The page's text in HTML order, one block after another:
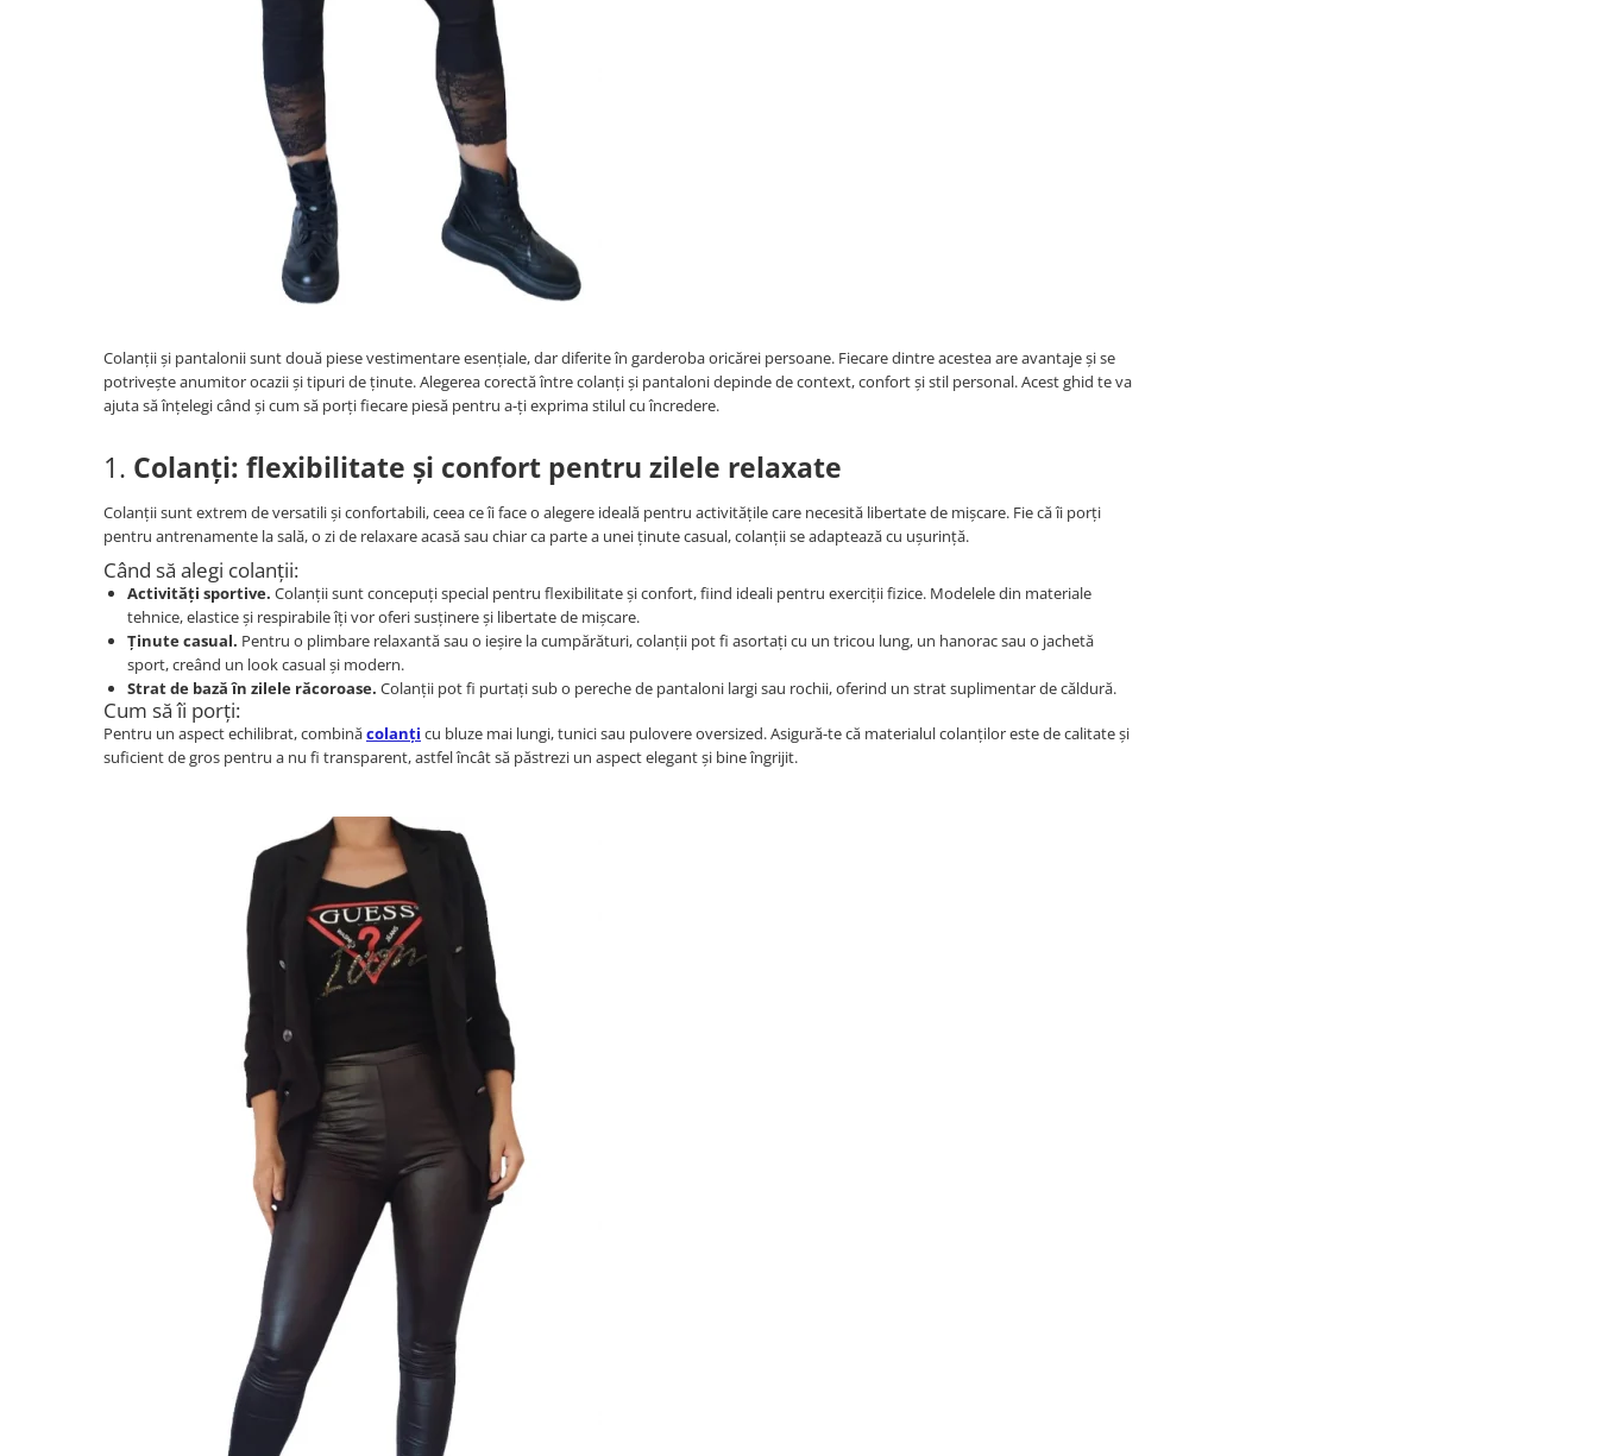
Colanții și pantalonii sunt două piese vestimentare esențiale, dar diferite în garderoba oricărei persoane. Fiecare dintre acestea are avantaje și se
potrivește anumitor ocazii și tipuri de ținute. Alegerea corectă între colanți și pantaloni depinde de context, confort și stil personal. Acest ghid te va
ajuta să înțelegi când și cum să porți fiecare piesă pentru a-ți exprima stilul cu încredere.
1. Colanți: flexibilitate și confort pentru zilele relaxate
Colanții sunt extrem de versatili și confortabili, ceea ce îi face o alegere ideală pentru activitățile care necesită libertate de mișcare. Fie că îi porți
pentru antrenamente la sală, o zi de relaxare acasă sau chiar ca parte a unei ținute casual, colanții se adaptează cu ușurință.
Când să alegi colanții:
Activități sportive. Colanții sunt concepuți special pentru flexibilitate și confort, fiind ideali pentru exerciții fizice. Modelele din materiale
tehnice, elastice și respirabile îți vor oferi susținere și libertate de mișcare.
Ținute casual. Pentru o plimbare relaxantă sau o ieșire la cumpărături, colanții pot fi asortați cu un tricou lung, un hanorac sau o jachetă
sport, creând un look casual și modern.
Strat de bază în zilele răcoroase. Colanții pot fi purtați sub o pereche de pantaloni largi sau rochii, oferind un strat suplimentar de căldură.
Cum să îi porți:
Pentru un aspect echilibrat, combinăcolanți cu bluze mai lungi, tunici sau pulovere oversized. Asigură-te că materialul colanților este de calitate și
suficient de gros pentru a nu fi transparent, astfel încât să păstrezi un aspect elegant și bine îngrijit.